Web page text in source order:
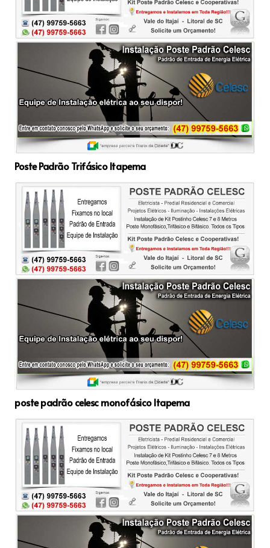
Poste Padrão Trifásico Itapema
poste padrão celesc monofásico Itapema